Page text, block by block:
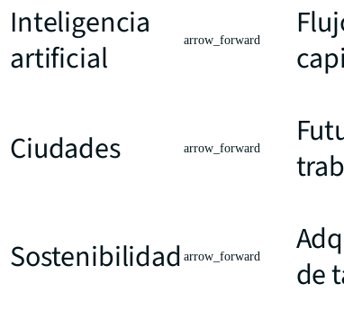
Inteligencia
artificial
arrow_forward
Ciudades arrow_forward
Sostenibilidad arrow_forward
de